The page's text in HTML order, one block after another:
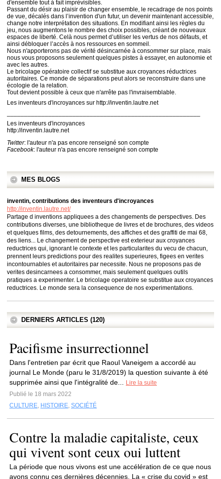
d'ensemble tout à fait imprévisibles.
Passant du désir au plaisir de changer ensemble, le recadrage de nos points
de vue, décalés dans l’invention d'un futur, un devenir maintenant accessible,
change notre interprétation des situations. En modifiant ainsi les règles du
jeu, nous augmentons le nombre des choix possibles, créant de nouveaux
espaces de liberté. Celà nous permet d’utiliser les vertus de nos défauts, et
ainsi débloquer l’accès à nos ressources en sommeil.
Nous n'apporterons pas de vérité désincarnée à consommer sur place, mais
nous vous proposons seulement quelques pistes à essayer, en autonomie et
avec les autres.
Le bricolage opératoire collectif se substitue aux croyances réductrices
autoritaires. Ce monde de séparations peut alors se reconstruire dans une
écologie de la relation.
Tout devient possible à ceux que n'arrête pas l'invraisemblable.
Les inventeurs d'incroyances sur http://inventin.lautre.net
Les inventeurs d'incroyances
http://inventin.lautre.net
Twitter: l'auteur n'a pas encore renseigné son compte
Facebook: l'auteur n'a pas encore renseigné son compte
MES BLOGS
inventin, contributions des inventeurs d'incroyances
http://inventin.lautre.net/
Partage d inventions appliquees a des changements de perspectives. Des
contributions diverses, une bibliotheque de livres et de brochures, des videos
et quelques films, des detournements, des affiches et des graffiti de mai 68,
des liens... Le changement de perspective est exterieur aux croyances
reductrices qui, ignorant le contexte et les particularites du vecu de chacun,
prennent leurs predictions pour des realites superieures, figees en verites
incontournables et autoritaires par necessite. Nous ne proposons pas de
verites desincarnees a consommer, mais seulement quelques outils
pratiques a experimenter. Le bricolage operatoire se substitue aux croyances
reductrices. Le monde sera la consequence de nos experimentations.
DERNIERS ARTICLES (120)
Pacifisme insurrectionnel
Dans l'entretien par écrit que Raoul Vaneigem a accordé au
journal Le Monde (paru le 31/8/2019) la question suivante à été
supprimée ainsi que l'intégralité de...
Lire la suite
Publié le 18 mars 2022
CULTURE, HISTOIRE, SOCIÉTÉ
Contre la maladie capitaliste, ceux
qui vivent sont ceux oui luttent
La période que nous vivons est une accélération de ce que nous
avons connu ces dernières décennies. La « crise du covid » est